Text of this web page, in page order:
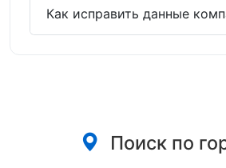
Как исправить данные
Поиск по